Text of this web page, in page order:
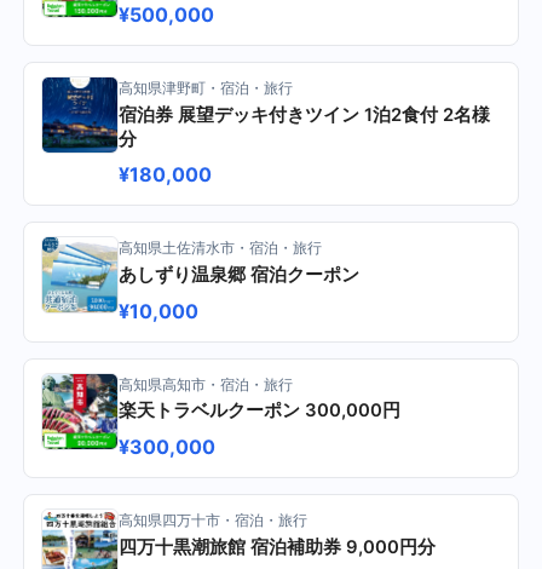
¥500,000
高知県津野町・宿泊・旅行
宿泊券 展望デッキ付きツイン 1泊2食付 2名様
分
¥180,000
高知県土佐清水市・宿泊・旅行
あしずり温泉郷 宿泊クーポン
¥10,000
高知県高知市・宿泊・旅行
楽天トラベルクーポン 300,000円
¥300,000
高知県四万十市・宿泊・旅行
四万十黒潮旅館 宿泊補助券 9,000円分